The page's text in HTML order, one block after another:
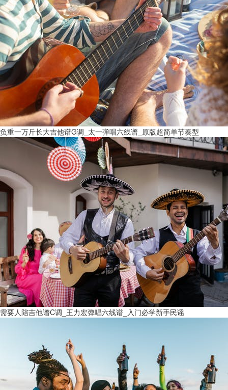
负重一万斤长大吉他谱G调_太一弹唱六线谱_原版超简单节奏型
需要人陪吉他谱C调_王力宏弹唱六线谱_入门必学新手民谣